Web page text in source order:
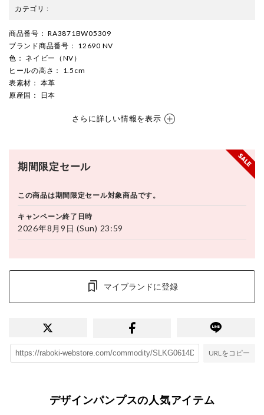
カテゴリ :
商品番号 ： RA3871BW05309
ブランド商品番号 ： 12690 NV
色 ： ネイビー（NV）
ヒールの高さ ： 1.5cm
表素材 ： 本革
原産国 ： 日本
さらに詳しい情報を表示
期間限定セール
この商品は期間限定セール対象商品です。
キャンペーン終了日時
2026年8月9日 (Sun) 23:59
マイブランドに登録
URLをコピー
デザインパンプスの人気アイテム